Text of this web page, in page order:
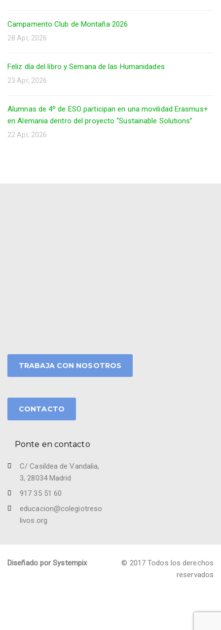
Campamento Club de Montaña 2026
28 Apr, 2026
Feliz día del libro y Semana de las Humanidades
23 Apr, 2026
Alumnas de 4º de ESO participan en una movilidad Erasmus+
en Alemania dentro del proyecto “Sustainable Solutions”
22 Apr, 2026
TRABAJA CON NOSOTROS
CONTACTO
Ponte en contacto
C/ Casildea de Vandalia,
3, 28034 Madrid
917 35 51 60
educacion@colegiotreso
livos.org
Diseñado por Systempix
© 2017 Todos los derechos
reservados